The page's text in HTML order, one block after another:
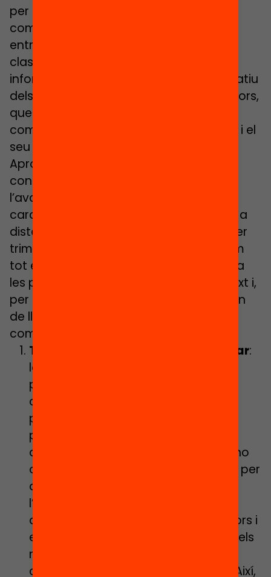
per part del professorat o les
comparacions més o menys explícites
entre infants… La cancel·lació de les
classes ha limitat aquests canals
informals, fent créixer, així, el valor formatiu
dels instruments explícitament avaluadors,
que esdevenen sovint l’únic mitjà de
comunicació entre molts infants i joves i el
seu professorat.
Aprofitem, doncs, per revisar quines
conclusions d’aquell estudi sobre
l’avaluació formativa poden ser útils de
cara a l’organització de l’aprenentatge a
distància durant aquest particular tercer
trimestre. No cal dir que l’avaluació, com
tot en l’àmbit educatiu, cal adaptar-la a
les possibilitats que ens ofereix el context i,
per tant, aquestes recomanacions s’han
de llegir com a invitació a la reflexió i no
com un decàleg a seguir:
Trieu bé els instruments per avaluar:
les eines digitals han estat
principalment emprades com a
complement de l’aprenentatge
presencial. Ara que esdevenen el
principal, quan no únic, mitjà
d’ensenyament-aprenentatge, cal no
oblidar que tenen un gran potencial per
a l’avaluació, sigui facilitant
l’autoavaluació i coavaluació o
ampliant el feedback entre educadors i
estudiants. No obstant això, no tots els
mètodes serveixen per a totes les
competències que volem treballar. Així,